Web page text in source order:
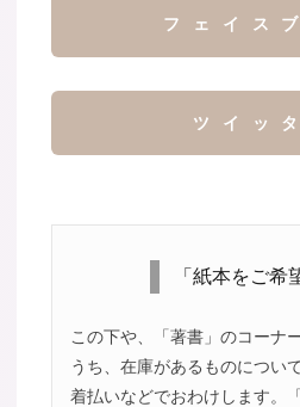
フェイス
ツイッ
「紙本をご希
この下や、「著書」のコーナ
うち、在庫があるものについ
着払いなどでおわけします。